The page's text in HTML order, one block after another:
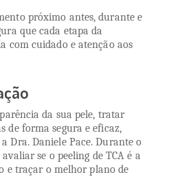
próximo antes, durante e
que cada etapa da
com cuidado e atenção aos
da sua pele, tratar
de forma segura e eficaz,
Dra. Daniele Pace. Durante o
se o peeling de TCA é a
e traçar o melhor plano de